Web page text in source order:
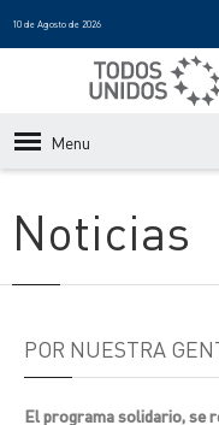
10 de Agosto de 2026
Menu
Noticias
POR NUESTRA
El programa solidario, se